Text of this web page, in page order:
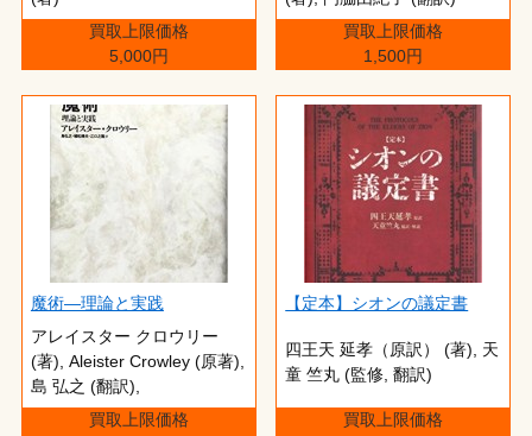
買取上限価格
5,000円
買取上限価格
1,500円
魔術―理論と実践
アレイスター クロウリー
(著),‎ Aleister Crowley (原著),‎
島 弘之 (翻訳),‎
買取上限価格
【定本】シオンの議定書
四王天 延孝（原訳） (著),‎ 天
童 竺丸 (監修, 翻訳)
買取上限価格